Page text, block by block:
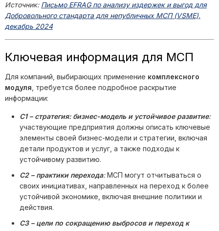
Источник: Письмо EFRAG по анализу издержек и выгод для
Добровольного стандарта для непубличных МСП (VSME),
декабрь 2024
Ключевая информация для МСП
Для компаний, выбирающих применение комплексного
модуля , требуется более подробное раскрытие
информации:
C1 – стратегия: бизнес-модель и устойчивое развитие:
участвующие предприятия должны описать ключевые
элементы своей бизнес-модели и стратегии, включая
детали продуктов и услуг, а также подходы к
устойчивому развитию.
C2 – практики перехода:МСП могут отчитываться о
своих инициативах, направленных на переход к более
устойчивой экономике, включая внешние политики и
действия.
C3 – цели по сокращению выбросов и переход к